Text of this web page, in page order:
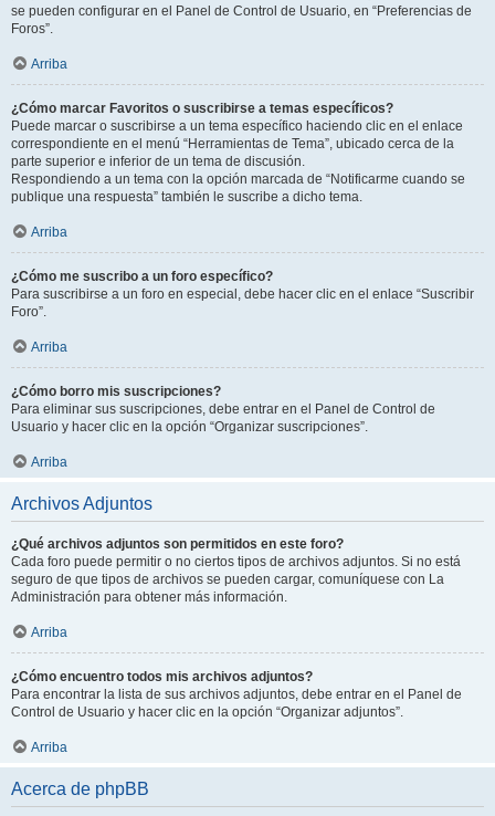
se pueden configurar en el Panel de Control de Usuario, en “Preferencias de
Foros”.
Arriba
¿Cómo marcar Favoritos o suscribirse a temas específicos?
Puede marcar o suscribirse a un tema específico haciendo clic en el enlace
correspondiente en el menú “Herramientas de Tema”, ubicado cerca de la
parte superior e inferior de un tema de discusión.
Respondiendo a un tema con la opción marcada de “Notificarme cuando se
publique una respuesta” también le suscribe a dicho tema.
Arriba
¿Cómo me suscribo a un foro específico?
Para suscribirse a un foro en especial, debe hacer clic en el enlace “Suscribir
Foro”.
Arriba
¿Cómo borro mis suscripciones?
Para eliminar sus suscripciones, debe entrar en el Panel de Control de
Usuario y hacer clic en la opción “Organizar suscripciones”.
Arriba
Archivos Adjuntos
¿Qué archivos adjuntos son permitidos en este foro?
Cada foro puede permitir o no ciertos tipos de archivos adjuntos. Si no está
seguro de que tipos de archivos se pueden cargar, comuníquese con La
Administración para obtener más información.
Arriba
¿Cómo encuentro todos mis archivos adjuntos?
Para encontrar la lista de sus archivos adjuntos, debe entrar en el Panel de
Control de Usuario y hacer clic en la opción “Organizar adjuntos”.
Arriba
Acerca de phpBB